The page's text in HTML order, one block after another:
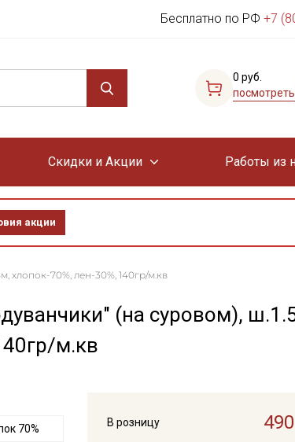
Бесплатно по РФ +7
0 руб.
посмотреть
Скидки и Акции Работы из
акции
хлопок-70%, лен-30%, 140гр/м.кв
(на суровом),
м.кв
В розницу
70%